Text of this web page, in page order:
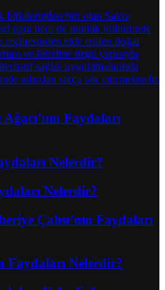
Faydaları
Nelerdir?
Nelerdir?
Çalısı’nın Faydaları
Faydaları Nelerdir?